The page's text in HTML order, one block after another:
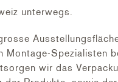
Holzlattung
unterwegs.
Spezialisten
wir das